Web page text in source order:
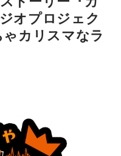
から。
他でもやってるから。
すよ、こいつは。だけ
れちゃうと思うよ、20
いるんだから。いや
ィの江原啓之
ィールドも多くありま
は、一部の技術系区分
十分に確保できておら
。
なっています。さら
え、育児と仕事を両立す
いても民間企業の給与
で30万円を超えるケー
き方改革に関するアン
んな方で、話している
。ただ、男女関係はな
、仕事後にご飯に行った
蛍を見に行ったりと、
年の3月末に、男性から
年近く交際している彼女
然すぎてビックリし
伝えましたが、時間が
オプロジェク
カリスマなラ